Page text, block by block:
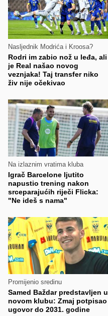
Nasljednik Modrića i Kroosa?
Rodri im zabio nož u leđa, ali
je Real našao novog
veznjaka! Taj transfer niko
živ nije očekivao
Na izlaznim vratima kluba
Igrač Barcelone ljutito
napustio trening nakon
srceparajućih riječi Flicka:
"Ne ideš s nama"
Promijenio sredinu
Samed Baždar predstavljen u
novom klubu: Zmaj potpisao
ugovor do 2031. godine